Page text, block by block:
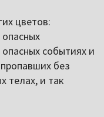
цветов:
событиях и
без
телах, и так